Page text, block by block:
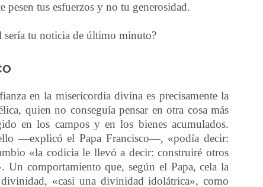
pesen tus esfuerzos y no tu generosidad.
sería tu noticia de último minuto?
en la misericordia divina es precisamente la
quien no conseguía pensar en otra cosa más
en los campos y en los bienes acumulados.
—explicó el Papa Francisco—, «podía decir:
«la codicia le llevó a decir: construiré otros
Un comportamiento que, según el Papa, cela la
«casi una divinidad idolátrica», como